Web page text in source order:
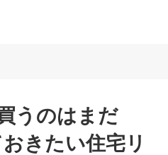
うのはまだ
きたい住宅リ